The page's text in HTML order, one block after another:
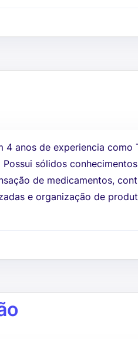
4 anos de experiencia como
sólidos
de medicamentos,
e organização de